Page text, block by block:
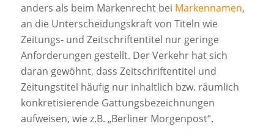
anders als beim Markenrecht bei Markennamen,
an die Unterscheidungskraft von Titeln wie
Zeitungs- und Zeitschriftentitel nur geringe
Anforderungen gestellt. Der Verkehr hat sich
daran gewöhnt, dass Zeitschriftentitel und
Zeitungstitel häufig nur inhaltlich bzw. räumlich
konkretisierende Gattungsbezeichnungen
aufweisen, wie z.B. „Berliner Morgenpost“.